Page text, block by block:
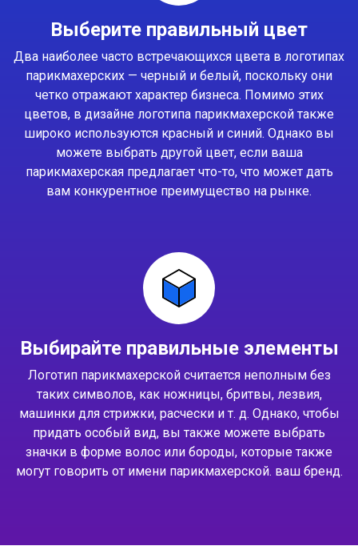
Выберите правильный цвет
Два наиболее часто встречающихся цвета в логотипах
парикмахерских — черный и белый, поскольку они
четко отражают характер бизнеса. Помимо этих
цветов, в дизайне логотипа парикмахерской также
широко используются красный и синий. Однако вы
можете выбрать другой цвет, если ваша
парикмахерская предлагает что-то, что может дать
вам конкурентное преимущество на рынке.
Выбирайте правильные элементы
Логотип парикмахерской считается неполным без
таких символов, как ножницы, бритвы, лезвия,
машинки для стрижки, расчески и т. д. Однако, чтобы
придать особый вид, вы также можете выбрать
значки в форме волос или бороды, которые также
могут говорить от имени парикмахерской. ваш бренд.